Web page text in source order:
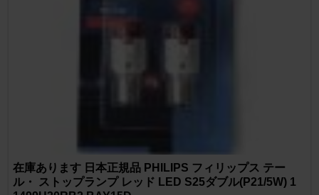
在庫あります 日本正規品 PHILIPS フィリップス テー
ル・ ストップランプ レッド LED S25ダブル(P21/5W) 1